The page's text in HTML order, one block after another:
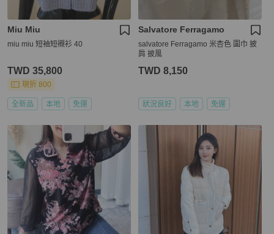
Miu Miu
miu miu 短袖短襯衫 40
TWD 35,800
現折 800
全新品 本地 免運
Salvatore Ferragamo
salvatore Ferragamo 米杏色 圍巾 披
肩 披風
TWD 8,150
狀況良好 本地 免運